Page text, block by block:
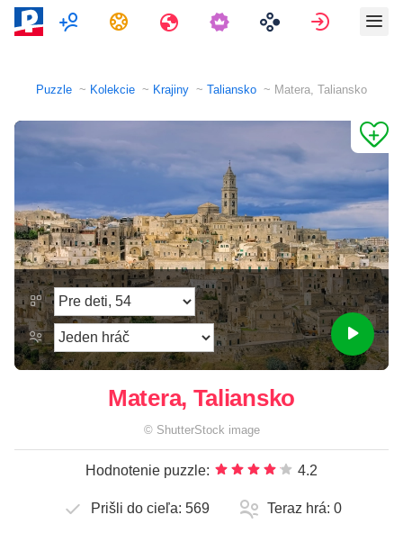
MultiplayerÚlohy Cestovania Prihlásiť
Puzzle Kolekcie Krajiny Taliansko Matera, Taliansko
Matera, Taliansko
© ShutterStock image
Hodnotenie puzzle: 4.2
Prišli do cieľa: 569 Teraz hrá: 0